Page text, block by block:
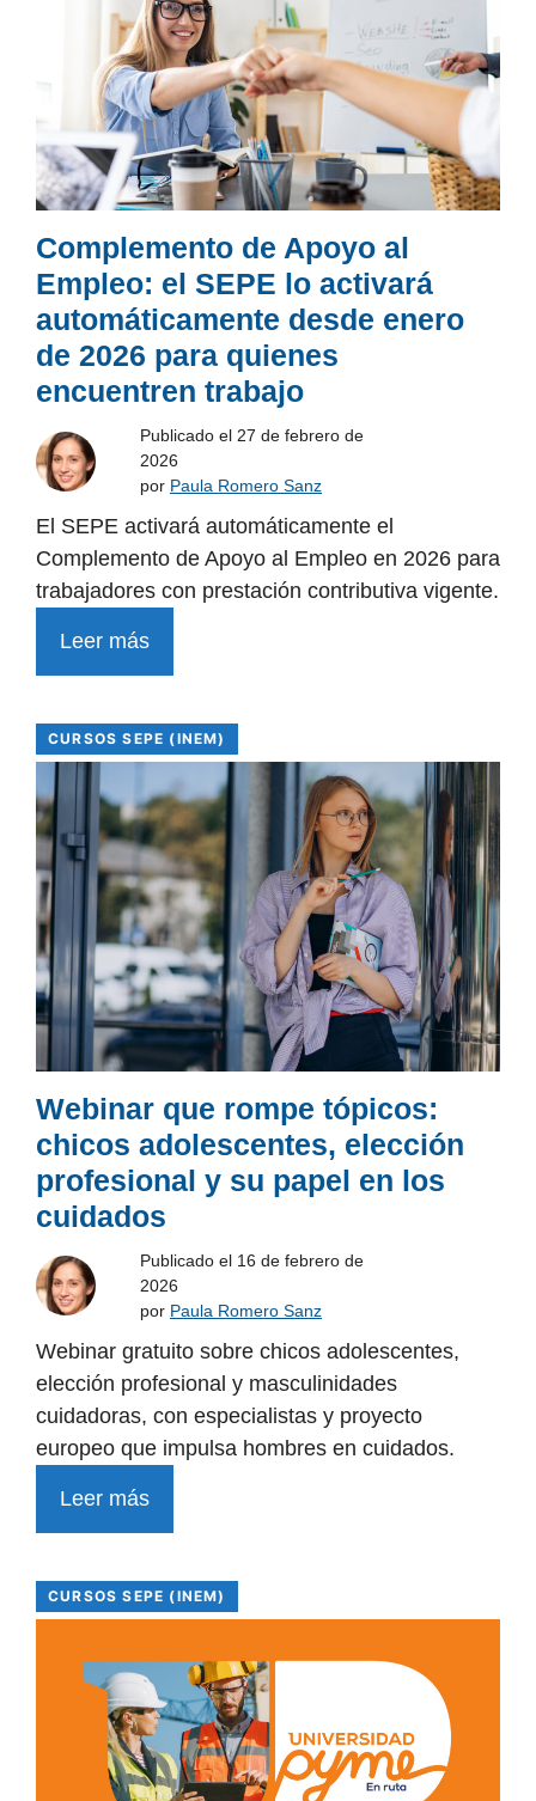
Complemento de Apoyo al
Empleo: el SEPE lo activará
automáticamente desde enero
de 2026 para quienes
encuentren trabajo
Publicado el 27 de febrero de
2026
por Paula Romero Sanz
El SEPE activará automáticamente el
Complemento de Apoyo al Empleo en 2026 para
trabajadores con prestación contributiva vigente.
Leer más
CURSOS SEPE (INEM)
Webinar que rompe tópicos:
chicos adolescentes, elección
profesional y su papel en los
cuidados
Publicado el 16 de febrero de
2026
por Paula Romero Sanz
Webinar gratuito sobre chicos adolescentes,
elección profesional y masculinidades
cuidadoras, con especialistas y proyecto
europeo que impulsa hombres en cuidados.
Leer más
CURSOS SEPE (INEM)